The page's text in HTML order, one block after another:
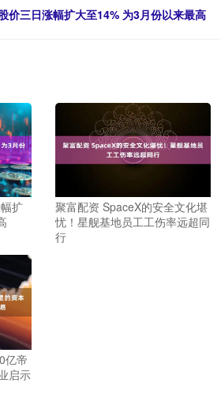
价三日涨幅扩大至14% 为3月份以来最高
扩
聚富配资 SpaceX的安全文化堪
忧！星舰基地员工工伤率远超同
行
亿帝
启示